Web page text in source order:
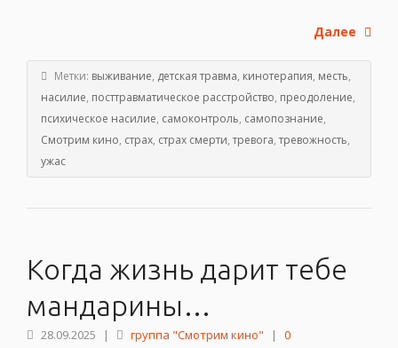
Далее
Метки: выживание, детская травма, кинотерапия, месть,
насилие, посттравматическое расстройство, преодоление,
психическое насилие, самоконтроль, самопознание,
Смотрим кино, страх, страх смерти,тревога,тревожность,
ужас
Когда жизнь дарит тебе
мандарины…
28.09.2025 | группа "Смотрим кино" | 0